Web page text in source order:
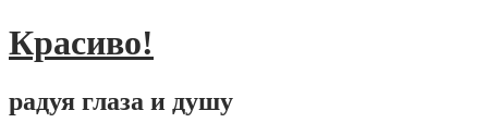
Красиво!
радуя глаза и душу